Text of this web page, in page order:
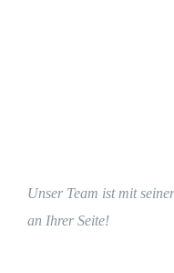
Unser Team ist mit
an Ihrer Seite!